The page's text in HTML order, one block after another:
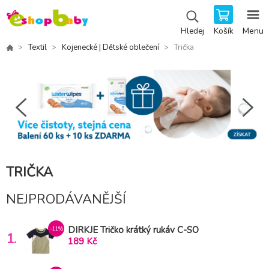
Hledej Košík Menu
Textil Kojenecké | Dětské oblečení Trička
TRIČKA
NEJPRODÁVANĚJŠÍ
1.
-11%
DIRKJE Tričko krátký rukáv C-SO
TROPICAL TOUCAN DO IT 68 Green-Navy
189 Kč